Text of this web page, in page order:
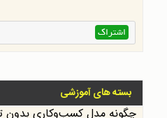
بسته های آموزشی